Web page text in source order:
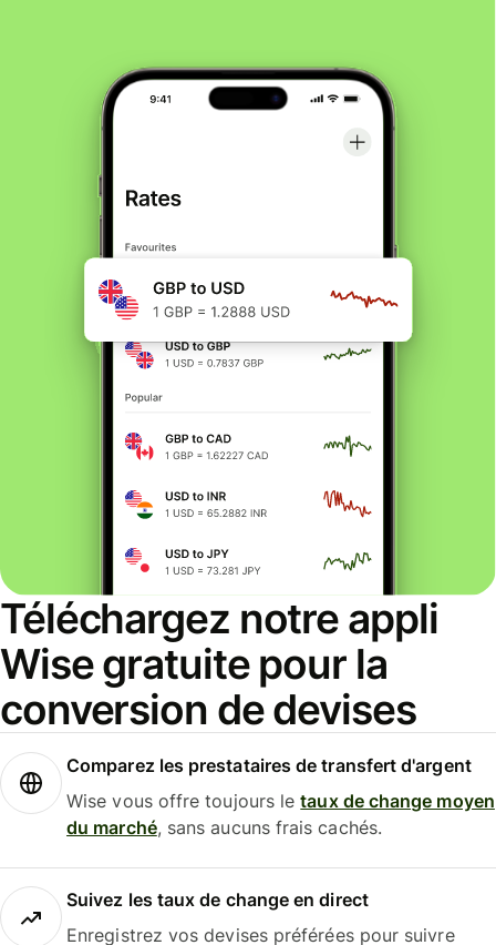
Téléchargez notre appli
Wise gratuite pour la
conversion de devises
Comparez les prestataires de transfert d'argent
Wise vous offre toujours letaux de change moyen
du marché, sans aucuns frais cachés.
Suivez les taux de change en direct
Enregistrez vos devises préférées pour suivre